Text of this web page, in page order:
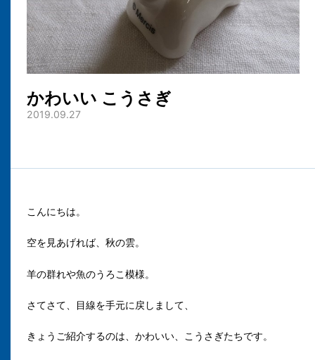
かわいい こうさぎ
2019.09.27
こんにちは。
空を見あげれば、秋の雲。
羊の群れや魚のうろこ模様。
さてさて、目線を手元に戻しまして、
きょうご紹介するのは、かわいい、こうさぎたちです。